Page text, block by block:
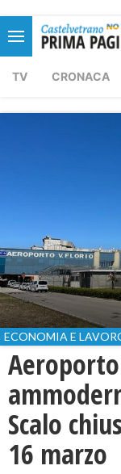
TV CRONACA
ECONOMIA E
Scalo
16 marzo